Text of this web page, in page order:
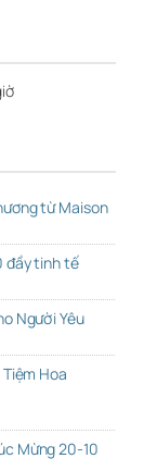
từ Maison
đầy tinh tế
Người Yêu
Hoa
Mừng 20-10